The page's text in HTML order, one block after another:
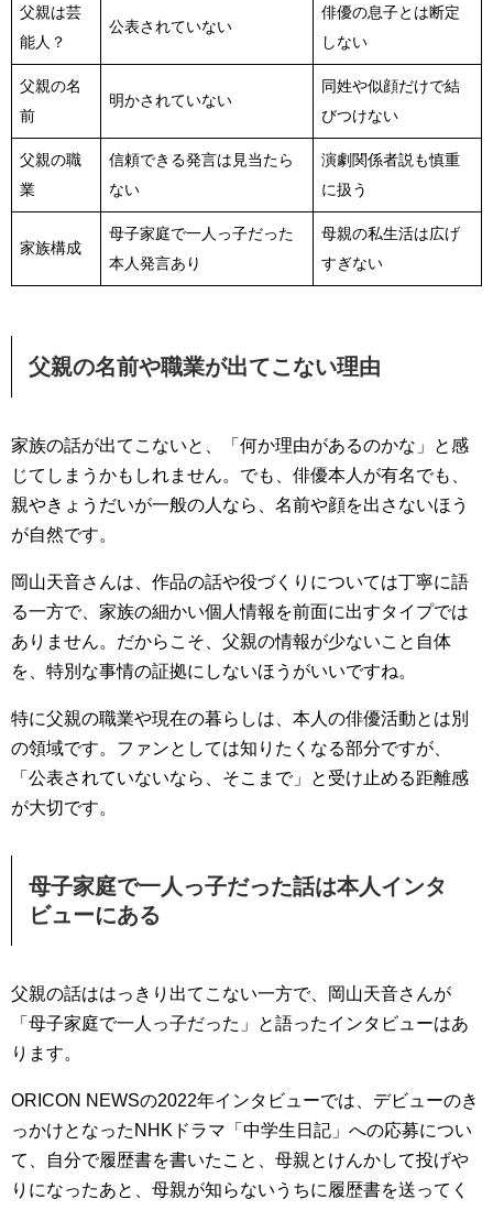
父親は芸
能人？
公表されていない
俳優の息子とは断定
しない
父親の名
前
明かされていない
同姓や似顔だけで結
びつけない
父親の職
業
信頼できる発言は見当たら
ない
演劇関係者説も慎重
に扱う
家族構成
母子家庭で一人っ子だった
本人発言あり
母親の私生活は広げ
すぎない
父親の名前や職業が出てこない理由
家族の話が出てこないと、「何か理由があるのかな」と感
じてしまうかもしれません。でも、俳優本人が有名でも、
親やきょうだいが一般の人なら、名前や顔を出さないほう
が自然です。
岡山天音さんは、作品の話や役づくりについては丁寧に語
る一方で、家族の細かい個人情報を前面に出すタイプでは
ありません。だからこそ、父親の情報が少ないこと自体
を、特別な事情の証拠にしないほうがいいですね。
特に父親の職業や現在の暮らしは、本人の俳優活動とは別
の領域です。ファンとしては知りたくなる部分ですが、
「公表されていないなら、そこまで」と受け止める距離感
が大切です。
母子家庭で一人っ子だった話は本人インタ
ビューにある
父親の話ははっきり出てこない一方で、岡山天音さんが
「母子家庭で一人っ子だった」と語ったインタビューはあ
ります。
ORICON NEWSの2022年インタビューでは、デビューのき
っかけとなったNHKドラマ「中学生日記」への応募につい
て、自分で履歴書を書いたこと、母親とけんかして投げや
りになったあと、母親が知らないうちに履歴書を送ってく